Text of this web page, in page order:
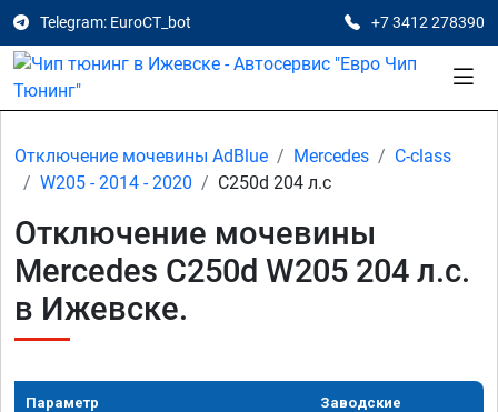
Telegram: EuroCT_bot +7 3412 278390
Отключение мочевины AdBlue Mercedes
C-class
W205 - 2014 - 2020
C250d 204 л.с
Отключение мочевины
Mercedes C250d W205 204 л.с.
в Ижевске.
Параметр Заводские